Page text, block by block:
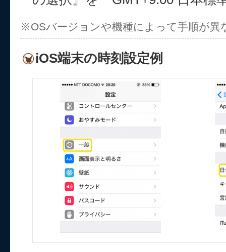
※OSバージョンや機種によって手順が異
iOS端末の時刻設定例